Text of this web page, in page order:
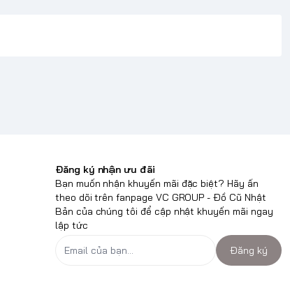
Đăng ký nhận ưu đãi
Bạn muốn nhận khuyến mãi đặc biệt? Hãy ấn
theo dõi trên fanpage VC GROUP - Đồ Cũ Nhật
Bản của chúng tôi để cập nhật khuyến mãi ngay
lập tức
Đăng ký